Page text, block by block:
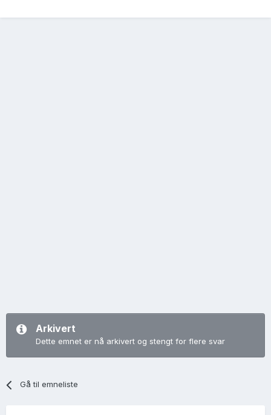
Arkivert
Dette emnet er nå arkivert og stengt for flere svar
Gå til emneliste